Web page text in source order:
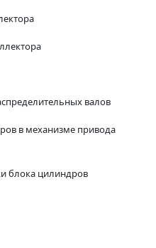
валов
в механизме привода
блока цилиндров